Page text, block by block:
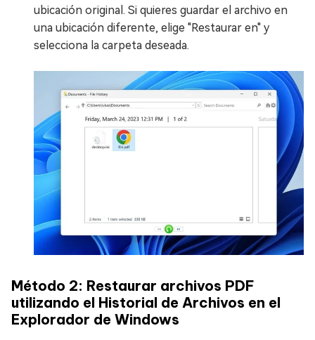
ubicación original. Si quieres guardar el archivo en
una ubicación diferente, elige "Restaurar en" y
selecciona la carpeta deseada.
Método 2: Restaurar archivos PDF
utilizando el Historial de Archivos en el
Explorador de Windows